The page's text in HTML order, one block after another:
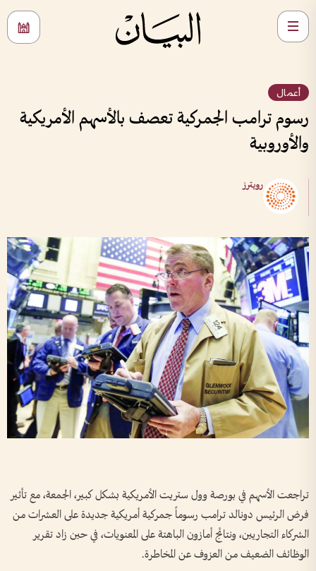
أعمال
رسوم ترامب الجمركية تعصف بالأسهم الأمريكية
والأوروبية
رويترز
تراجعت الأسهم في بورصة وول ستريت الأمريكية بشكل كبير، الجمعة، مع تأثير
فرض الرئيس دونالد ترامب رسوماً جمركية أمريكية جديدة على العشرات من
الشركاء التجاريين، ونتائج أمازون الباهتة على المعنويات، في حين زاد تقرير
الوظائف الضعيف من العزوف عن المخاطرة.